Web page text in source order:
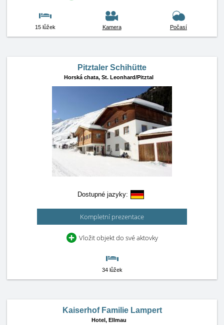
15 lůžek Kamera Počasí
Pitztaler Schihütte
Horská chata, St. Leonhard/Pitztal
Dostupné jazyky:
Kompletní prezentace
Vložit objekt do své aktovky
34 lůžek
Kaiserhof Familie Lampert
Hotel, Ellmau